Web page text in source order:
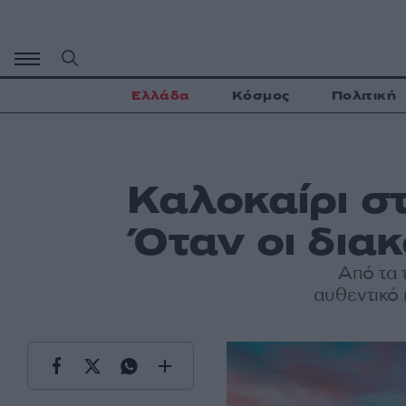
περιεχόμενο
Ελλάδα Κόσμος Πολιτική
Καλοκαίρι
Όταν οι
Από τα
αυθεντικό